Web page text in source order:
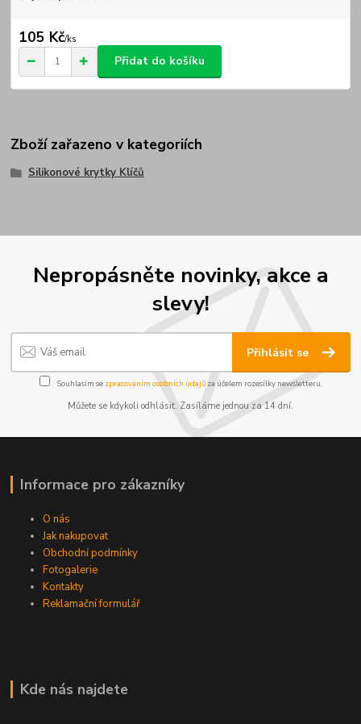
105 Kč/ks
Přidat do košíku
Zboží zařazeno v kategoriích
Silikonové krytky Klíčů
Nepropásněte novinky, akce a
slevy!
Přihlásit se
Souhlasím se zpracováním osobních údajůza účelem rozesílky newsletteru.
Můžete se kdykoli odhlásit. Zasíláme jednou za 14 dní.
Informace pro zákazníky
O nás
Jak nakupovat
Obchodní podmínky
Fotogalerie
Kontakty
Reklamační formulář
Kde nás najdete